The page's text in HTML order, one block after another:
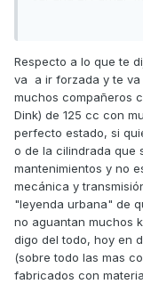
Espero aclarir este
Respecto a lo que te
va a ir forzada y te va
muchos compañeros
Dink) de 125 cc con
perfecto estado, si
o de la cilindrada que
mantenimientos y no
mecánica y
"leyenda urbana" de
no aguantan muchos
digo del todo, hoy en
(sobre todo las mas
fabricados con